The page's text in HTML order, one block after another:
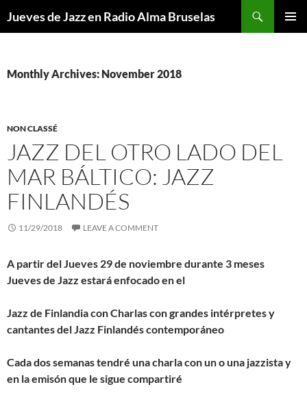
toJueves de Jazz en Radio Alma Bruselas
Monthly Archives: November 2018
NON CLASSÉ
JAZZ DEL OTRO LADO DEL
MAR BÁLTICO: JAZZ
FINLANDÉS
11/29/2018 LEAVE A COMMENT
A partir del Jueves 29 de noviembre durante 3 meses
Jueves de Jazz estará enfocado en el
Jazz de Finlandia con Charlas con grandes intérpretes y
cantantes del Jazz Finlandés contemporáneo
Cada dos semanas tendré una charla con un o una jazzista y
en la emisón que le sigue compartiré